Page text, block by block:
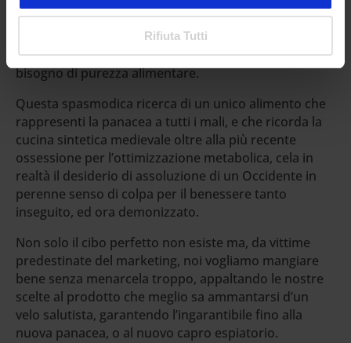
Rifiuta Tutti
capri espiatori, ci ricorda che ogni dieta non è mai
solo nutrizione ma anche una «narrazione morale», e
che il problema risiederebbe nel nostro ciclico
bisogno di purezza alimentare.
Questa spasmodica ricerca di un unico alimento che
rappresenti la panacea a tutti i mali, e che ricorda la
cucina sintetica medievale oltre alla più recente
ossessione per l’ottimizzazione metabolica, cela in
realtà il desiderio di assoluzione di un Occidente in
perenne senso di colpa per il benessere tanto
inseguito, ed ora demonizzato.
Non solo il cibo perfetto non esiste ma, da vittime
predestinate del marketing, noi vogliamo mangiare
bene senza menarcela troppo, appaltando le nostre
scelte al prodotto che meglio sa ammantarsi d’un
velo salutista, garantendo l’ingarantibile fino alla
nuova panacea, o al nuovo capro espiatorio.